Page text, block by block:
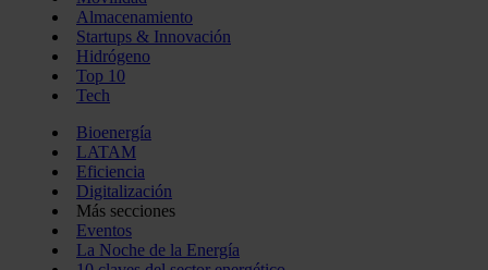
Almacenamiento
Startups & Innovación
Hidrógeno
Top 10
Tech
Bioenergía
LATAM
Eficiencia
Digitalización
Más secciones
Eventos
La Noche de la Energía